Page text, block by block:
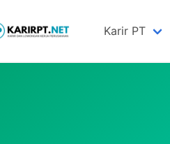
Karir PT